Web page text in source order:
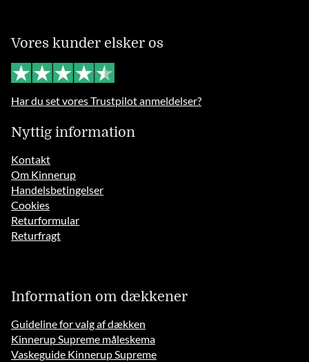
Vores kunder elsker os
Har du set vores Trustpilot anmeldelser?
Nyttig information
Kontakt
Om Kinnerup
Handelsbetingelser
Cookies
Returformular
Returfragt
Information om dækkener
Guideline for valg af dækken
Kinnerup Supreme måleskema
Vaskeguide Kinnerup Supreme